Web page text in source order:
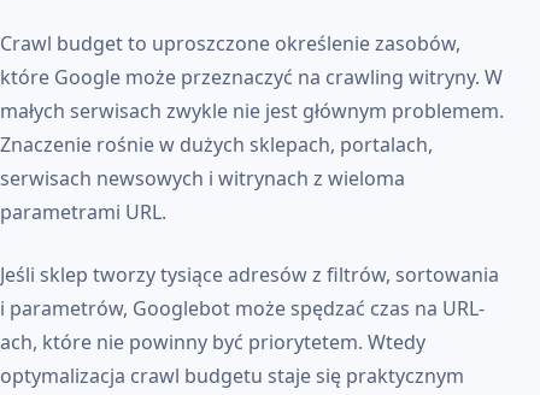
Crawl budget to uproszczone określenie zasobów,
które Google może przeznaczyć na crawling witryny. W
małych serwisach zwykle nie jest głównym problemem.
Znaczenie rośnie w dużych sklepach, portalach,
serwisach newsowych i witrynach z wieloma
parametrami URL.
Jeśli sklep tworzy tysiące adresów z filtrów, sortowania
i parametrów, Googlebot może spędzać czas na URL-
ach, które nie powinny być priorytetem. Wtedy
optymalizacja crawl budgetu staje się praktycznym